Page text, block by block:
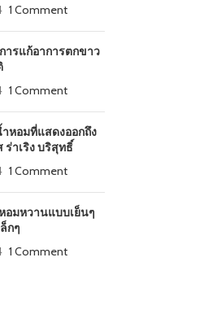
1 Comment
ารแก้อาการตกขาว
1 Comment
หอมที่แสดงออกถึง
ร่าเริง บริสุทธิ์
1 Comment
อมหวานแบบเย็นๆ
กๆ
1 Comment